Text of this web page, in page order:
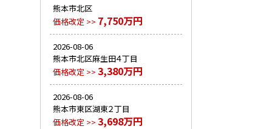
熊本市北区
価格改定 >> 7,750万円
2026-08-06
熊本市北区麻生田４丁目
価格改定 >> 3,380万円
2026-08-06
熊本市東区湖東２丁目
価格改定 >> 3,698万円